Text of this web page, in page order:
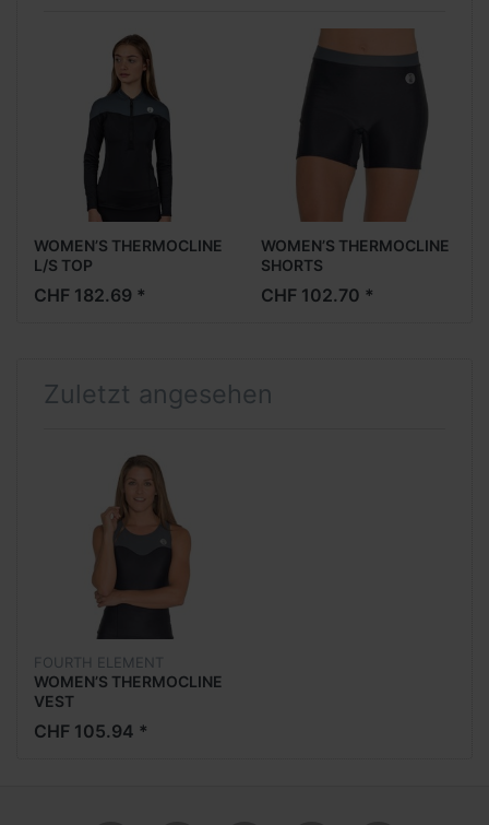
WOMEN’S THERMOCLINE
L/S TOP
CHF 182.69 *
WOMEN’S THERMOCLINE
SHORTS
CHF 102.70 *
Zuletzt angesehen
FOURTH ELEMENT
WOMEN’S THERMOCLINE
VEST
CHF 105.94 *